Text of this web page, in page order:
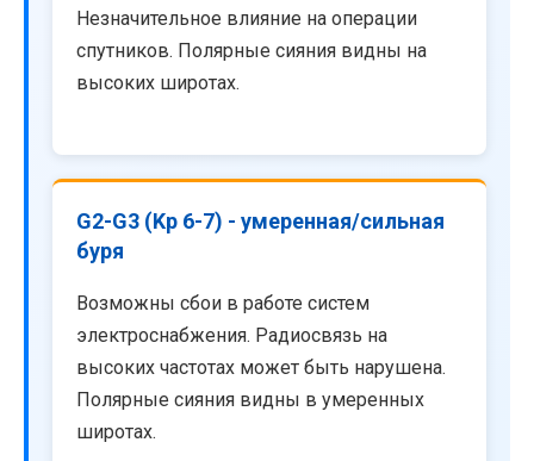
Незначительное влияние на операции
спутников. Полярные сияния видны на
высоких широтах.
G2-G3 (Kp 6-7) - умеренная/сильная
буря
Возможны сбои в работе систем
электроснабжения. Радиосвязь на
высоких частотах может быть нарушена.
Полярные сияния видны в умеренных
широтах.